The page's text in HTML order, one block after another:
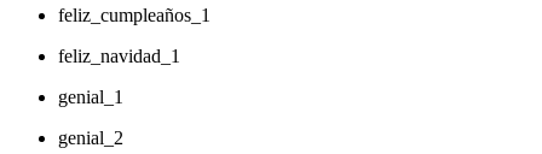
feliz_cumpleaños_1
feliz_navidad_1
genial_1
genial_2